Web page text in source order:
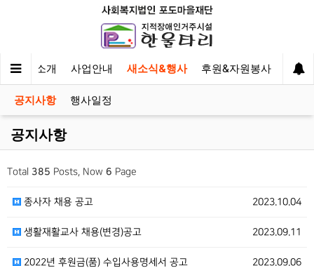
타리 소개 사업안내 새소식&행사 후원&자원봉사 이야
공지사항 행사일정
공지사항
Total 385 Posts, Now 6 Page
2023.10.04
종사자 채용 공고
2023.09.11
생활재활교사 채용(변경)공고
2023.09.06
2022년 후원금(품) 수입사용명세서 공고